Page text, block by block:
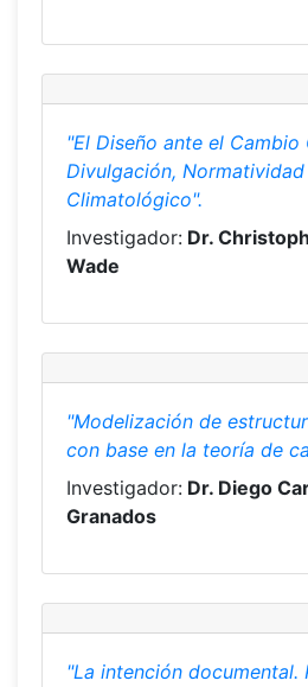
"El Diseño ante el Cambio
Divulgación,
Climatológico".
Investigador: Dr.
Wade
"Modelización de
con base en la teoría de
Investigador: Dr. Diego
Granados
"La intención documental.